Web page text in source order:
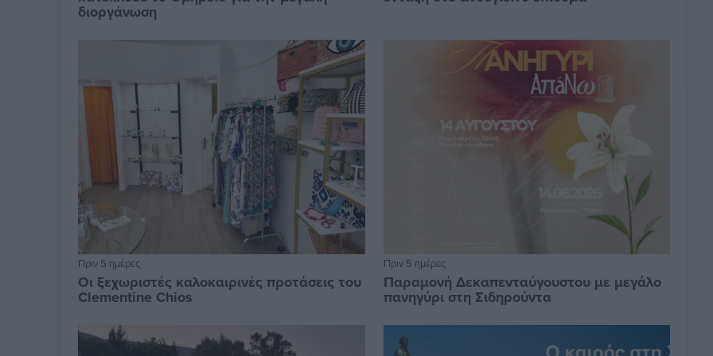
διοργάνωση
Πριν 5 ημέρες
Οι ξεχωριστές καλοκαιρινές προτάσεις του
Clementine Chios
Πριν 5 ημέρες
Παραμονή Δεκαπενταύγουστου με μεγάλο
πανηγύρι στη Σιδηρούντα